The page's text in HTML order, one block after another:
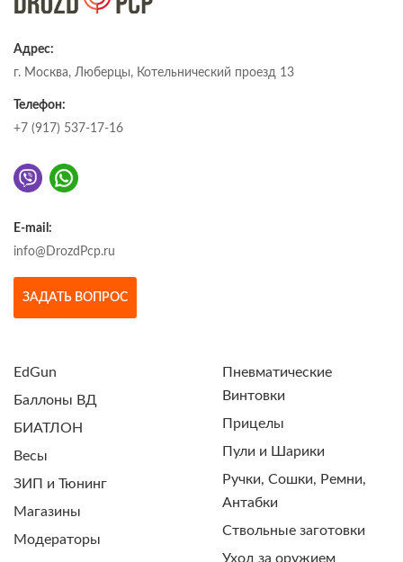
Адрес:
г. Москва, Люберцы, Котельнический проезд 13
Телефон:
+7 (917) 537-17-16
E-mail:
info@DrozdPcp.ru
ЗАДАТЬ ВОПРОС
EdGun
Баллоны ВД
БИАТЛОН
Весы
ЗИП и Тюнинг
Магазины
Модераторы
Пневматические
Винтовки
Прицелы
Пули и Шарики
Ручки, Сошки, Ремни,
Антабки
Ствольные заготовки
Уход за оружием